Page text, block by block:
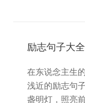
励志句子大
在东说念主生
浅近的励志句
盏明灯，照亮